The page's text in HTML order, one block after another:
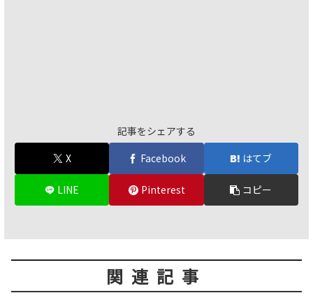
記事をシェアする
X
Facebook はてブ
LINE Pinterest コピー
関連記事